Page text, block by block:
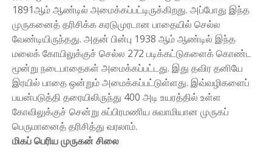
1891ஆம் ஆண்டில் அமைக்கப்பட்டிருக்கிறது. அப்போது இந்த
முருகனைத் தரிசிக்க கரடுமுரடான பாதையில் செல்ல
வேண்டியிருந்தது. அதன் பின்பு 1938 ஆம் ஆண்டில் இந்த
மலைக் கோயிலுக்குச் செல்ல 272 படிக்கட்டுகளைக் கொண்ட
மூன்று நடைபாதைகள் அமைக்கப்பட்டது. இது தவிர தனியே
இரயில் பாதை ஒன்றும் அமைக்கப்பட்டுள்ளது. இவ்வழிகளைப்
பயன்படுத்தி தரையிலிருந்து 400 அடி உயரத்தில் உள்ள
கோவிலுக்குச் சென்று சுப்பிரமணிய சுவாமியான முருகப்
பெருமானைத் தரிசித்து வரலாம்.
மிகப் பெரிய முருகன் சிலை